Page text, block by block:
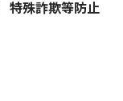
殊詐欺等防止